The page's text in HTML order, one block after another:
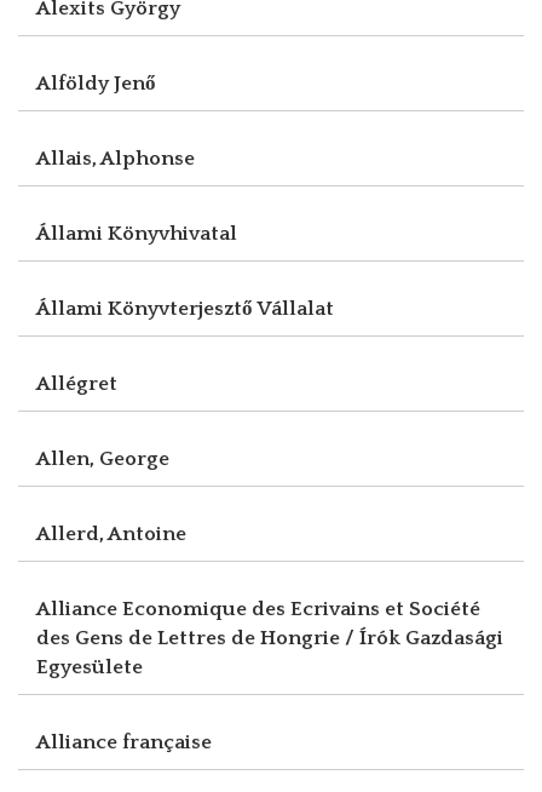
Alexits György
Alföldy Jenő
Allais, Alphonse
Állami Könyvhivatal
Állami Könyvterjesztő Vállalat
Allégret
Allen, George
Allerd, Antoine
Alliance Economique des Ecrivains et Société
des Gens de Lettres de Hongrie / Írók Gazdasági
Egyesülete
Alliance française